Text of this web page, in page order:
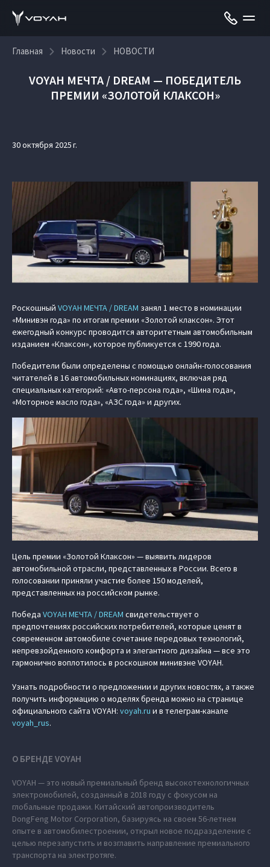
Главная Новости НОВОСТИ
VOYAH МЕЧТА / DREAM — ПОБЕДИТЕЛЬ
ПРЕМИИ «ЗОЛОТОЙ КЛАКСОН»
30 октября 2025 г.
Роскошный VOYAH МЕЧТА / DREAM занял 1 место в номинации
«Минивэн года» по итогам премии «Золотой клаксон». Этот
ежегодный конкурс проводится авторитетным автомобильным
изданием «Клаксон», которое публикуется с 1990 года.
Победители были определены с помощью онлайн-голосования
читателей в 16 автомобильных номинациях, включая ряд
специальных категорий: «Авто-персона года», «Шина года»,
«Моторное масло года», «АЗС года» и других.
Цель премии «Золотой Клаксон» — выявить лидеров
автомобильной отрасли, представленных в России. Всего в
голосовании приняли участие более 150 моделей,
представленных на российском рынке.
Победа VOYAH МЕЧТА / DREAM свидетельствует о
предпочтениях российских потребителей, которые ценят в
современном автомобиле сочетание передовых технологий,
непревзойденного комфорта и элегантного дизайна — все это
гармонично воплотилось в роскошном минивэне VOYAH.
Узнать подробности о предложении и других новостях, а также
получить информацию о моделях бренда можно на странице
официального сайта VOYAH: voyah.ru и в телеграм-канале
voyah_rus.
О БРЕНДЕ VOYAH
VOYAH — это новый премиальный бренд высокотехнологичных
электромобилей, созданный в 2018 году с фокусом на
глобальные продажи. Китайский автопроизводитель
DongFeng Motor Corporation, базируясь на своем 56-летнем
опыте в автомобилестроении, открыл новое подразделение с
целью перезапустить и возглавить направление премиального
транспорта на электротяге.